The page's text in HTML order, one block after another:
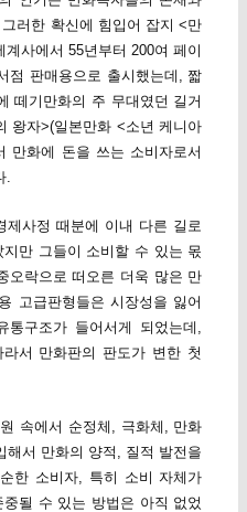
러한 확신에 힘입어 잡지 <만
사에서 55년부터 200여 페이
점 판매용으로 출시했는데, 짧
떼기만화의 주 무대였던 길거
왕자>(일본만화 <소년 케니아
만화에 돈을 쓰는 소비자로서
.
사정 때분에 이내 다른 길로
만 그들이 소비할 수 있는 몫
오락으로 떠오른 더욱 많은 만
고급판형들은 시장성을 잃어
구조가 들어서게 되었는데,
서 만화판의 판도가 변한 첫
속에서 순정체, 극화체, 만화
서 만화의 양적, 질적 발전을
한 소비자, 특히 소비 자체가
될 수 있는 방법은 아직 없었